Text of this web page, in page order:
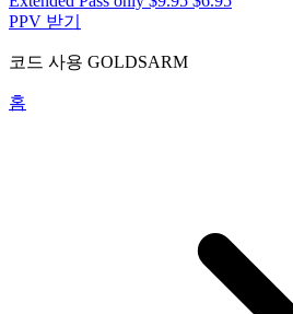
PPV 받기
코드 사용 GOLDSARM
홈